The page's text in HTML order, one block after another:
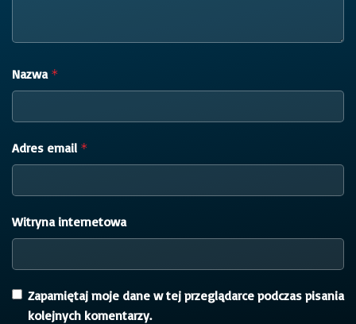
Nazwa *
Adres email *
Witryna internetowa
Zapamiętaj moje dane w tej przeglądarce podczas pisania
kolejnych komentarzy.